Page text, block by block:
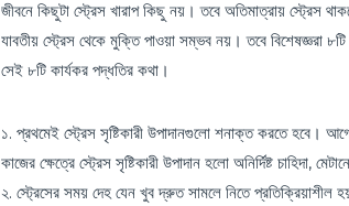
জীবনে কিছুটা স্ট্রেস খারাপ কিছু নয়। তবে অতিমাত্রায় স্ট্রেস
যাবতীয় স্ট্রেস থেকে মুক্তি পাওয়া সম্ভব নয়। তবে বিশেষজ্ঞরা
সেই ৮টি কার্যকর পদ্ধতির কথা।
১. প্রথমেই স্ট্রেস সৃষ্টিকারী উপাদানগুলো শনাক্ত করতে হবে।
কাজের ক্ষেত্রে স্ট্রেস সৃষ্টিকারী উপাদান হলো অনির্দিষ্ট চাহিদা,
২. স্ট্রেসের সময় দেহ যেন খুব দ্রুত সামলে নিতে প্রতিক্রিয়াশীল